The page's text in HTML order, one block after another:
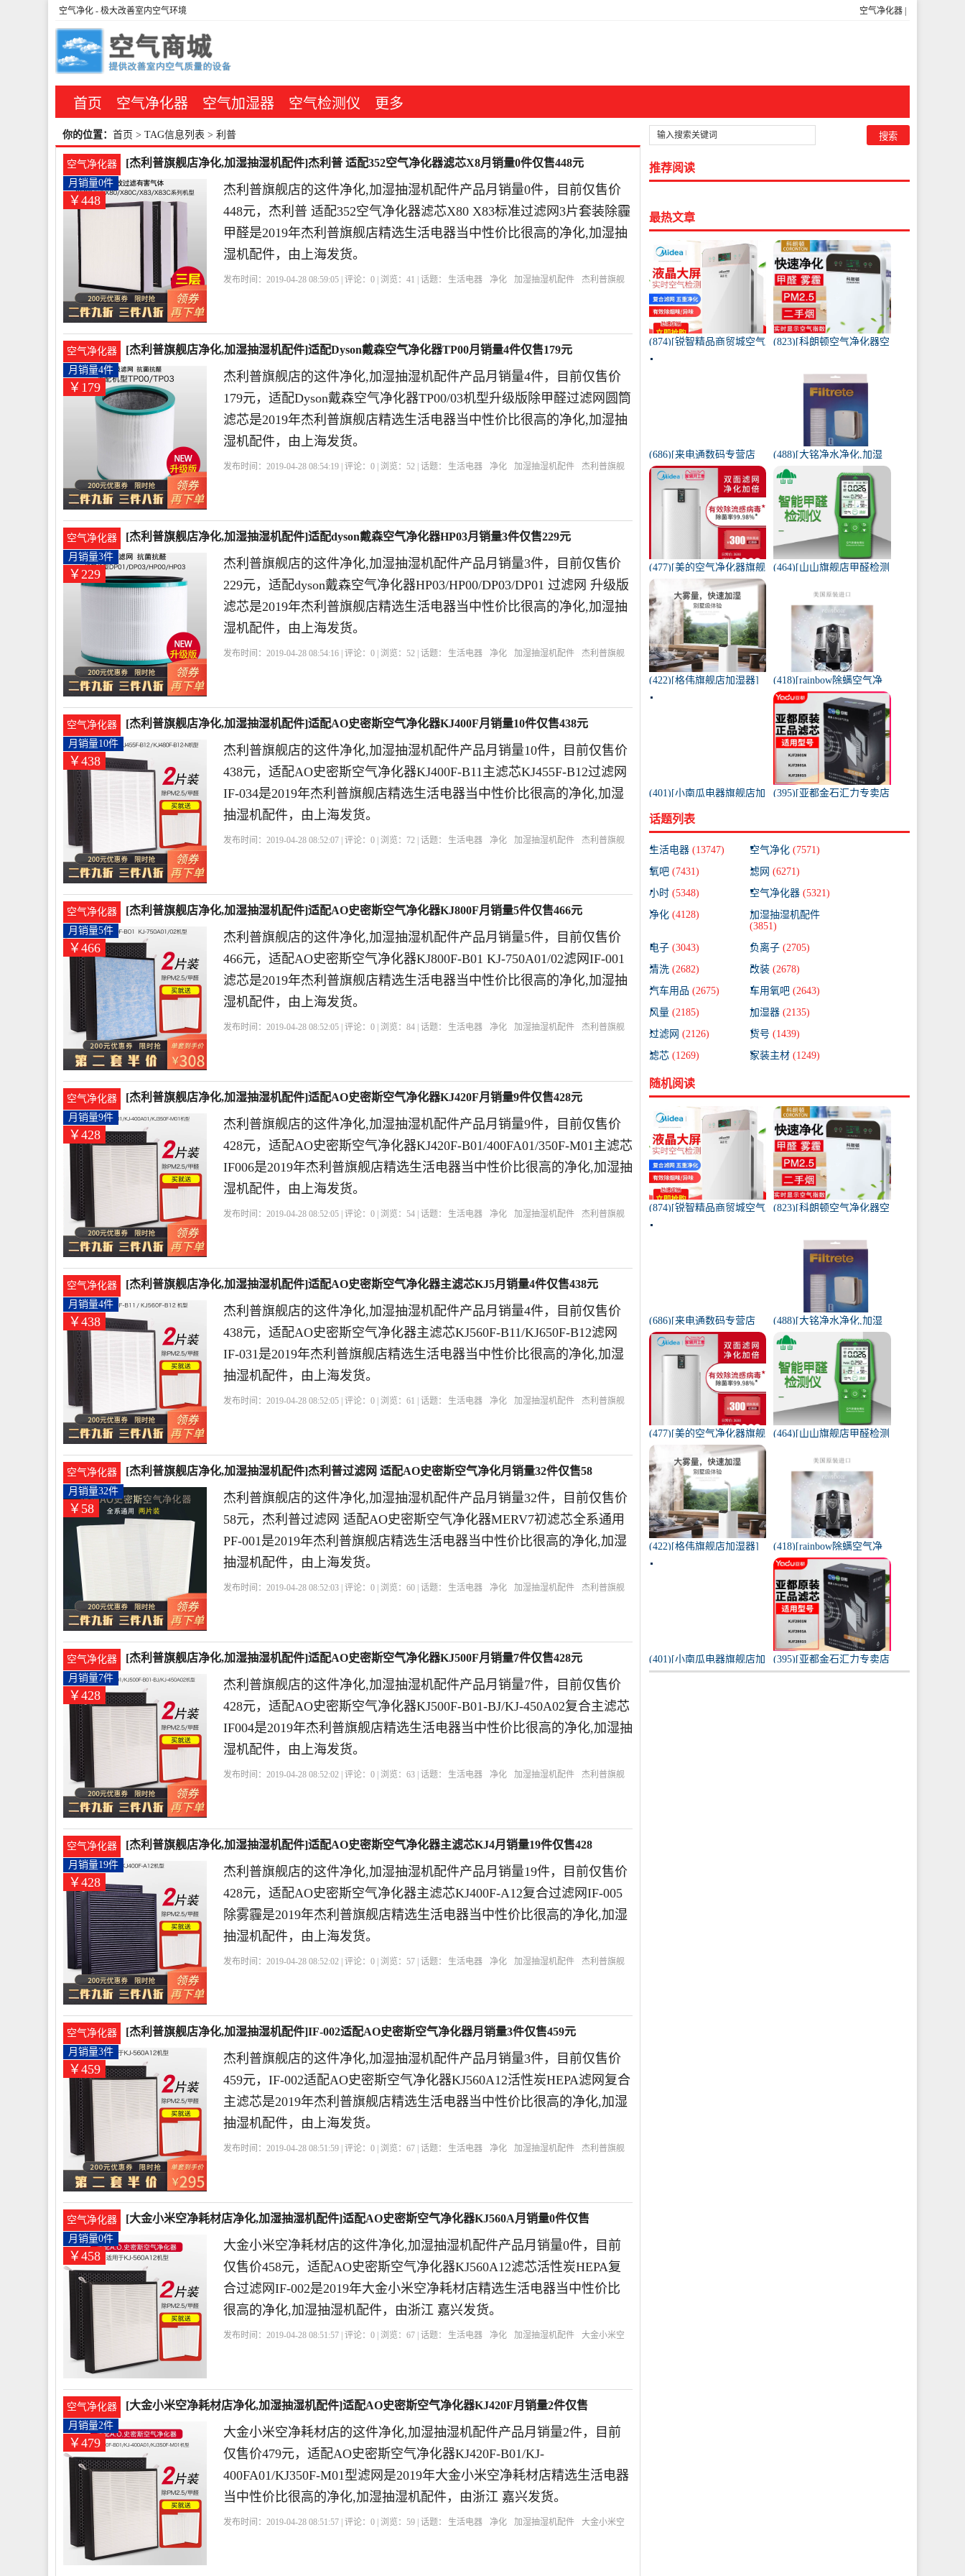
空气净化器
空气净化 - 极大改善室内空气环境
首页 空气净化器 空气加湿器 空气检测仪 更多
你的位置： 首页 > TAG信息列表 > 利普
空气净化器 [杰利普旗舰店净化,加湿抽湿机配件]杰利普 适配352空气净化器滤芯X8月销量0件仅售448元
￥448
月销量0件
杰利普旗舰店的这件净化,加湿抽湿机配件产品月销量0件，目前仅售价
448元，杰利普 适配352空气净化器滤芯X80 X83标准过滤网3片套装除霾
甲醛是2019年杰利普旗舰店精选生活电器当中性价比很高的净化,加湿抽
湿机配件，由上海发货。
发布时间：2019-04-28 08:59:05 | 评论：0 | 浏览：41 | 话题： 生活电器 净化 加湿抽湿机配件
杰利普旗舰
空气净化器 [杰利普旗舰店净化,加湿抽湿机配件]适配Dyson戴森空气净化器TP00月销量4件仅售179元
￥179
月销量4件
杰利普旗舰店的这件净化,加湿抽湿机配件产品月销量4件，目前仅售价
179元，适配Dyson戴森空气净化器TP00/03机型升级版除甲醛过滤网圆筒
滤芯是2019年杰利普旗舰店精选生活电器当中性价比很高的净化,加湿抽
湿机配件，由上海发货。
发布时间：2019-04-28 08:54:19 | 评论：0 | 浏览：52 | 话题： 生活电器 净化 加湿抽湿机配件
杰利普旗舰
空气净化器 [杰利普旗舰店净化,加湿抽湿机配件]适配dyson戴森空气净化器HP03月销量3件仅售229元
￥229
月销量3件
杰利普旗舰店的这件净化,加湿抽湿机配件产品月销量3件，目前仅售价
229元，适配dyson戴森空气净化器HP03/HP00/DP03/DP01 过滤网 升级版
滤芯是2019年杰利普旗舰店精选生活电器当中性价比很高的净化,加湿抽
湿机配件，由上海发货。
发布时间：2019-04-28 08:54:16 | 评论：0 | 浏览：52 | 话题： 生活电器 净化 加湿抽湿机配件
杰利普旗舰
空气净化器 [杰利普旗舰店净化,加湿抽湿机配件]适配AO史密斯空气净化器KJ400F月销量10件仅售438元
￥438
月销量10件
杰利普旗舰店的这件净化,加湿抽湿机配件产品月销量10件，目前仅售价
438元，适配AO史密斯空气净化器KJ400F-B11主滤芯KJ455F-B12过滤网
IF-034是2019年杰利普旗舰店精选生活电器当中性价比很高的净化,加湿
抽湿机配件，由上海发货。
发布时间：2019-04-28 08:52:07 | 评论：0 | 浏览： 72 | 话题： 生活电器 净化 加湿抽湿机配件
杰利普旗舰
空气净化器 [杰利普旗舰店净化,加湿抽湿机配件]适配AO史密斯空气净化器KJ800F月销量5件仅售466元
￥466
月销量5件
杰利普旗舰店的这件净化,加湿抽湿机配件产品月销量5件，目前仅售价
466元，适配AO史密斯空气净化器KJ800F-B01 KJ-750A01/02滤网IF-001
滤芯是2019年杰利普旗舰店精选生活电器当中性价比很高的净化,加湿抽
湿机配件，由上海发货。
发布时间：2019-04-28 08:52:05 | 评论：0 | 浏览：84 | 话题： 生活电器 净化 加湿抽湿机配件
杰利普旗舰
空气净化器 [杰利普旗舰店净化,加湿抽湿机配件]适配AO史密斯空气净化器KJ420F月销量9件仅售428元
￥428
月销量9件
杰利普旗舰店的这件净化,加湿抽湿机配件产品月销量9件，目前仅售价
428元，适配AO史密斯空气净化器KJ420F-B01/400FA01/350F-M01主滤芯
IF006是2019年杰利普旗舰店精选生活电器当中性价比很高的净化,加湿抽
湿机配件，由上海发货。
发布时间：2019-04-28 08:52:05 | 评论：0 | 浏览：54 | 话题： 生活电器 净化 加湿抽湿机配件
杰利普旗舰
空气净化器 [杰利普旗舰店净化,加湿抽湿机配件]适配AO史密斯空气净化器主滤芯KJ5月销量4件仅售438元
￥438
月销量4件
杰利普旗舰店的这件净化,加湿抽湿机配件产品月销量4件，目前仅售价
438元，适配AO史密斯空气净化器主滤芯KJ560F-B11/KJ650F-B12滤网
IF-031是2019年杰利普旗舰店精选生活电器当中性价比很高的净化,加湿
抽湿机配件，由上海发货。
发布时间：2019-04-28 08:52:05 | 评论：0 | 浏览：61 | 话题： 生活电器 净化 加湿抽湿机配件
杰利普旗舰
空气净化器
[杰利普旗舰店净化,加湿抽湿机配件]杰利普过滤网 适配AO史密斯空气净化月销量32件仅售58
元
￥58
月销量32件
杰利普旗舰店的这件净化,加湿抽湿机配件产品月销量32件，目前仅售价
58元，杰利普过滤网 适配AO史密斯空气净化器MERV7初滤芯全系通用
PF-001是2019年杰利普旗舰店精选生活电器当中性价比很高的净化,加湿
抽湿机配件，由上海发货。
发布时间：2019-04-28 08:52:03 | 评论：0 | 浏览：60 | 话题： 生活电器 净化 加湿抽湿机配件
杰利普旗舰
空气净化器 [杰利普旗舰店净化,加湿抽湿机配件]适配AO史密斯空气净化器KJ500F月销量7件仅售428元
￥428
月销量7件
杰利普旗舰店的这件净化,加湿抽湿机配件产品月销量7件，目前仅售价
428元，适配AO史密斯空气净化器KJ500F-B01-BJ/KJ-450A02复合主滤芯
IF004是2019年杰利普旗舰店精选生活电器当中性价比很高的净化,加湿抽
湿机配件，由上海发货。
发布时间：2019-04-28 08:52:02 | 评论：0 | 浏览：63 | 话题： 生活电器 净化 加湿抽湿机配件
杰利普旗舰
空气净化器
[杰利普旗舰店净化,加湿抽湿机配件]适配AO史密斯空气净化器主滤芯KJ4月销量19件仅售428
元
￥428
月销量19件
杰利普旗舰店的这件净化,加湿抽湿机配件产品月销量19件，目前仅售价
428元，适配AO史密斯空气净化器主滤芯KJ400F-A12复合过滤网IF-005
除雾霾是2019年杰利普旗舰店精选生活电器当中性价比很高的净化,加湿
抽湿机配件，由上海发货。
发布时间：2019-04-28 08:52:02 | 评论：0 | 浏览：57 | 话题： 生活电器 净化 加湿抽湿机配件
杰利普旗舰
空气净化器 [杰利普旗舰店净化,加湿抽湿机配件]IF-002适配AO史密斯空气净化器月销量3件仅售459元
￥459
月销量3件
杰利普旗舰店的这件净化,加湿抽湿机配件产品月销量3件，目前仅售价
459元，IF-002适配AO史密斯空气净化器KJ560A12活性炭HEPA滤网复合
主滤芯是2019年杰利普旗舰店精选生活电器当中性价比很高的净化,加湿
抽湿机配件，由上海发货。
发布时间：2019-04-28 08:51:59 | 评论：0 | 浏览：67 | 话题： 生活电器 净化 加湿抽湿机配件
杰利普旗舰
空气净化器
[大金小米空净耗材店净化,加湿抽湿机配件]适配AO史密斯空气净化器KJ560A月销量0件仅售
￥458
月销量0件
大金小米空净耗材店的这件净化,加湿抽湿机配件产品月销量0件，目前
仅售价458元，适配AO史密斯空气净化器KJ560A12滤芯活性炭HEPA复
合过滤网IF-002是2019年大金小米空净耗材店精选生活电器当中性价比
很高的净化,加湿抽湿机配件，由浙江 嘉兴发货。
发布时间：2019-04-28 08:51:57 | 评论：0 | 浏览：67 | 话题： 生活电器 净化 加湿抽湿机配件
大金小米空
空气净化器
[大金小米空净耗材店净化,加湿抽湿机配件]适配AO史密斯空气净化器KJ420F月销量2件仅售
￥479
月销量2件
大金小米空净耗材店的这件净化,加湿抽湿机配件产品月销量2件，目前
仅售价479元，适配AO史密斯空气净化器KJ420F-B01/KJ-
400FA01/KJ350F-M01型滤网是2019年大金小米空净耗材店精选生活电器
当中性价比很高的净化,加湿抽湿机配件，由浙江 嘉兴发货。
发布时间：2019-04-28 08:51:57 | 评论：0 | 浏览：59 | 话题： 生活电器 净化 加湿抽湿机配件
大金小米空
推荐阅读
最热文章
(874)[锐智精品商贸城空气
净化器]小米品质车载空气
(823)[科朗顿空气净化器空
雾月销量9件仅售168元
(686)[来电通数码专营店
USB加湿器]加湿器家用静
音卧室小米小型空气无线
可月销量213件仅售29元
(488)[大铭净水净化,加湿
抽湿机配件]3M菲尔萃空
气净化器静电滤网FACF月
销量1件仅售199元
(477)[美的空气净化器旗舰
店空气净化,氧吧]美的空气
净化器家用除甲醛月销量
170件仅售3698元
(464)[山山旗舰店甲醛检测
苯空气质量专业家月销量
12件仅售298元
(422)[格伟旗舰店加湿器]
工业加湿器大容量空气家
(418)[rainbow除螨空气净
化,氧吧]美国原装进口水过
滤RAINBOW空气月销量0
件仅售31920元
(401)[小南瓜电器旗舰店加
音卧室月销量198件仅售
59.9元
(395)[亚都金石汇力专卖店
KJF28月销量0件仅售249元
话题列表
生活电器 (13747) 空气净化 (7571)
氧吧 (7431) 滤网 (6271)
小时 (5348) 空气净化器 (5321)
净化 (4128)
加湿抽湿机配件
(3851)
电子 (3043) 负离子 (2705)
清洗 (2682) 改装 (2678)
汽车用品 (2675) 车用氧吧 (2643)
风量 (2185) 加湿器 (2135)
过滤网 (2126) 货号 (1439)
滤芯 (1269) 家装主材 (1249)
随机阅读
(874)[锐智精品商贸城空气
净化器]小米品质车载空气
(823)[科朗顿空气净化器空
雾月销量9件仅售168元
(686)[来电通数码专营店
USB加湿器]加湿器家用静
音卧室小米小型空气无线
可月销量213件仅售29元
(488)[大铭净水净化,加湿
抽湿机配件]3M菲尔萃空
气净化器静电滤网FACF月
销量1件仅售199元
(477)[美的空气净化器旗舰
店空气净化,氧吧]美的空气
净化器家用除甲醛月销量
170件仅售3698元
(464)[山山旗舰店甲醛检测
苯空气质量专业家月销量
12件仅售298元
(422)[格伟旗舰店加湿器]
工业加湿器大容量空气家
(418)[rainbow除螨空气净
化,氧吧]美国原装进口水过
滤RAINBOW空气月销量0
件仅售31920元
(401)[小南瓜电器旗舰店加
湿器]小南瓜加湿器家用静
(395)[亚都金石汇力专卖店
净化,加湿抽湿机配件]亚都